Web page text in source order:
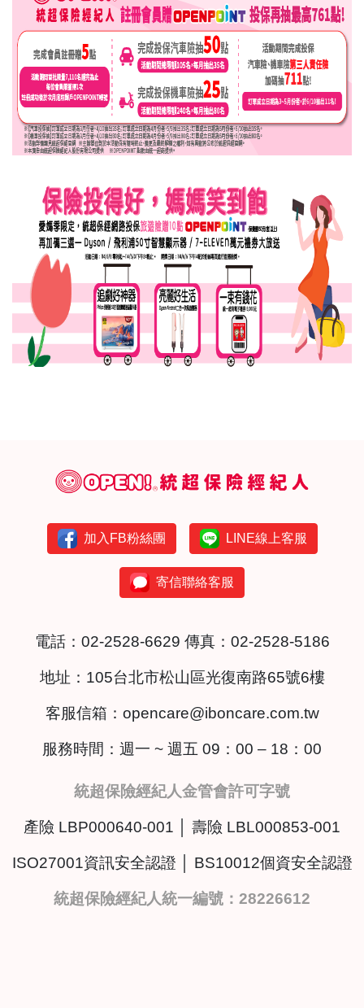
加入FB粉絲團 LINE線上客服
寄信聯絡客服
電話： 02-2528-6629 傳真：02-2528-5186
地址： 105台北市松山區光復南路65號6樓
客服信箱： opencare@iboncare.com.tw
服務時間：週一 ~ 週五 09：00 – 18：00
統超保險經紀人金管會許可字號
產險 LBP000640-001 │ 壽險 LBL000853-001
ISO27001資訊安全認證 │ BS10012個資安全認證
統超保險經紀人統一編號：28226612